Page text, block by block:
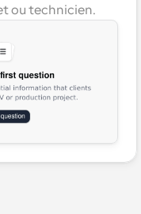
ou technicien.